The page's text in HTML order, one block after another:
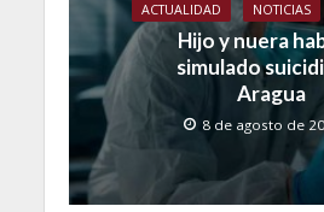
ACTUALIDAD NOTICIAS
Hijo y nuera
simulado
Aragua
8 de agosto de